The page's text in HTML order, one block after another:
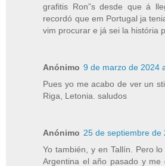
grafitis Ron”s desde que á
recordó que em Portugal ja
vim procurar e já sei la história
Anónimo 9 de marzo de 2024
Pues yo me acabo de ver un
Riga, Letonia. saludos
Anónimo 25 de septiembre de
Yo también, y en Tallín. Pero
Argentina el año pasado y me